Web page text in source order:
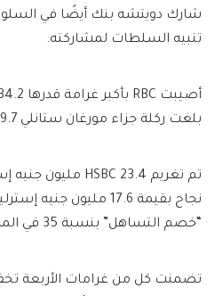
شارك دويتشه بنك أيضًا في
تنبيه السلطات لمشاركته.
بلغت ركلة جزاء مورغان ستانلي 29.7 مليون جنيه إسترليني.
نجاح بقيمة 17.6 مليون
“خصم التساهل” بنسبة 35 في المائة.